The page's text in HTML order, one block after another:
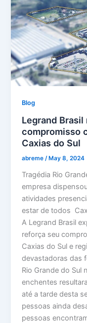
Blog
Legrand
compromisso
Caxias do Sul
abreme/ May 8, 2024
Tragédia Rio
empresa
atividades
estar de todos
A Legrand Brasil
reforça seu
Caxias do Sul e
devastadoras das
Rio Grande do Sul
enchentes
até a tarde desta
pessoas ainda
pessoas